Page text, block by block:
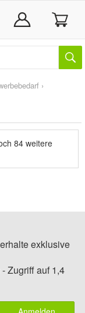
›
84 weitere
exklusive
Zugriff auf 1,4